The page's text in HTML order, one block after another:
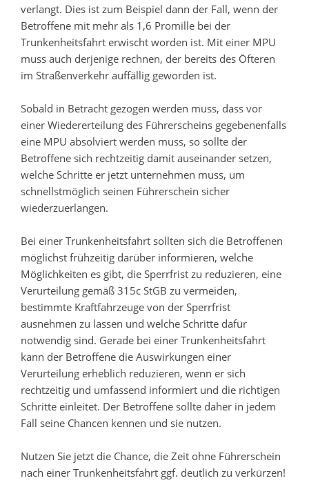
verlangt. Dies ist zum Beispiel dann der Fall, wenn der
Betroffene mit mehr als 1,6 Promille bei der
Trunkenheitsfahrt erwischt worden ist. Mit einer MPU
muss auch derjenige rechnen, der bereits des Öfteren
im Straßenverkehr auffällig geworden ist.
Sobald in Betracht gezogen werden muss, dass vor
einer Wiedererteilung des Führerscheins gegebenenfalls
eine MPU absolviert werden muss, so sollte der
Betroffene sich rechtzeitig damit auseinander setzen,
welche Schritte er jetzt unternehmen muss, um
schnellstmöglich seinen Führerschein sicher
wiederzuerlangen.
Bei einer Trunkenheitsfahrt sollten sich die Betroffenen
möglichst frühzeitig darüber informieren, welche
Möglichkeiten es gibt, die Sperrfrist zu reduzieren, eine
Verurteilung gemäß 315c StGB zu vermeiden,
bestimmte Kraftfahrzeuge von der Sperrfrist
ausnehmen zu lassen und welche Schritte dafür
notwendig sind. Gerade bei einer Trunkenheitsfahrt
kann der Betroffene die Auswirkungen einer
Verurteilung erheblich reduzieren, wenn er sich
rechtzeitig und umfassend informiert und die richtigen
Schritte einleitet. Der Betroffene sollte daher in jedem
Fall seine Chancen kennen und sie nutzen.
Nutzen Sie jetzt die Chance, die Zeit ohne Führerschein
nach einer Trunkenheitsfahrt ggf. deutlich zu verkürzen!